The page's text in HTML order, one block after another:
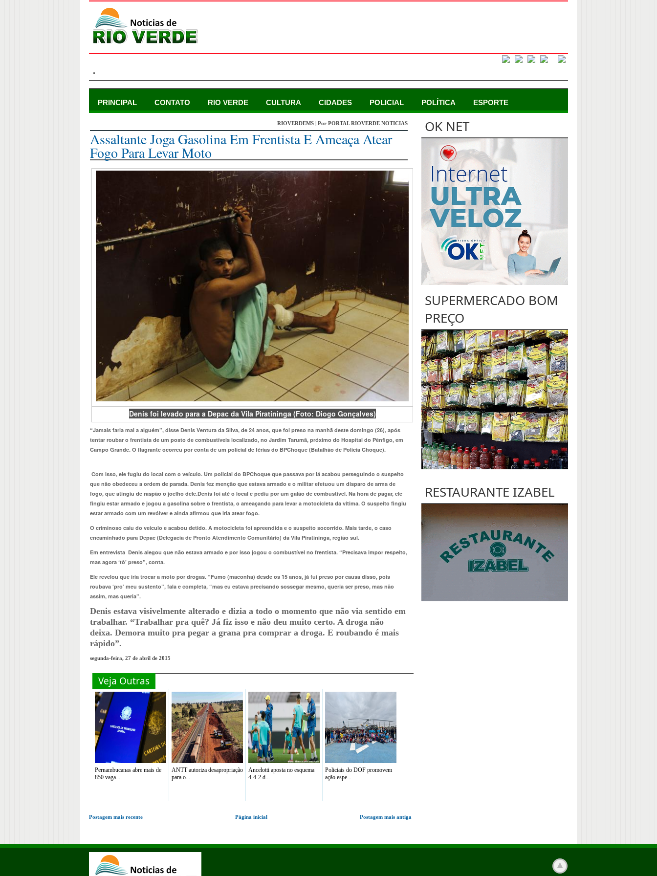
.
PRINCIPAL CONTATO RIO VERDE CULTURA CIDADES POLICIAL POLÍTICA ESPORTE
RIOVERDEMS | Por PORTAL RIOVERDE NOTICIAS
Assaltante Joga Gasolina Em Frentista E Ameaça Atear
Fogo Para Levar Moto
Denis foi levado para a Depac da Vila Piratininga (Foto: Diogo Gonçalves)
“Jamais faria mal a alguém”, disse Denis Ventura da Silva, de 24 anos, que foi preso na manhã deste domingo (26), após
tentar roubar o frentista de um posto de combustíveis localizado, no Jardim Tarumã, próximo do Hospital do Pênfigo, em
Campo Grande. O flagrante ocorreu por conta de um policial de férias do BPChoque (Batalhão de Polícia Choque).
Com isso, ele fugiu do local com o veículo. Um policial do BPChoque que passava por lá acabou perseguindo o suspeito
que não obedeceu a ordem de parada. Denis fez menção que estava armado e o militar efetuou um disparo de arma de
fogo, que atingiu de raspão o joelho dele.Denis foi até o local e pediu por um galão de combustível. Na hora de pagar, ele
fingiu estar armado e jogou a gasolina sobre o frentista, o ameaçando para levar a motocicleta da vítima. O suspeito fingiu
estar armado com um revólver e ainda afirmou que iria atear fogo.
O criminoso caiu do veículo e acabou detido. A motocicleta foi apreendida e o suspeito socorrido. Mais tarde, o caso
encaminhado para Depac (Delegacia de Pronto Atendimento Comunitário) da Vila Piratininga, região sul.
Em entrevista Denis alegou que não estava armado e por isso jogou o combustível no frentista. “Precisava impor respeito,
mas agora ‘tô’ preso”, conta.
Ele revelou que iria trocar a moto por drogas. “Fumo (maconha) desde os 15 anos, já fui preso por causa disso, pois
roubava ‘pro’ meu sustento”, fala e completa, “mas eu estava precisando sossegar mesmo, queria ser preso, mas não
assim, mas queria”.
Denis estava visivelmente alterado e dizia a todo o momento que não via sentido em
trabalhar. “Trabalhar pra quê? Já fiz isso e não deu muito certo. A droga não
deixa. Demora muito pra pegar a grana pra comprar a droga. E roubando é mais
rápido”.
segunda-feira, 27 de abril de 2015
Veja Outras
Pernambucanas abre mais de
850 vaga...
ANTT autoriza desapropriação
para o...
Ancelotti aposta no esquema
4-4-2 d...
Policiais do DOF promovem
ação espe...
Postagem mais recente Postagem mais antiga
Página inicial
OK NET
SUPERMERCADO BOM
PREÇO
RESTAURANTE IZABEL